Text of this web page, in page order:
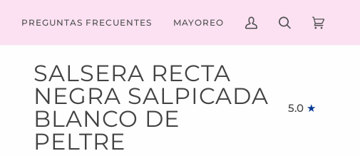
PREGUNTAS FRECUENTES MAYOREO
MI
CUENTA
BUSCAR
SALSERA RECTA
NEGRA SALPICADA
BLANCO DE
PELTRE
5.0